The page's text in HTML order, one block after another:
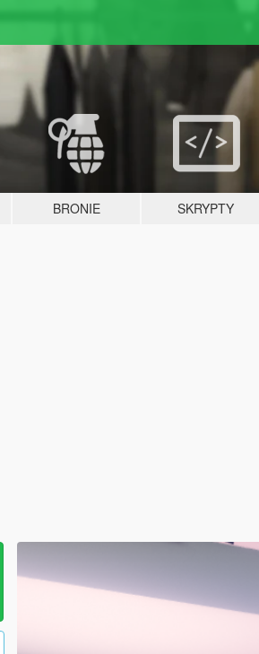
BRONIE SKRYPTY